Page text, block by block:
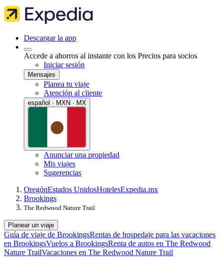
Descargar la app
Accede a ahorros al instante con los Precios para socios
Iniciar sesión
Mensajes
Planea tu viaje
Atención al cliente
español · MXN · MX
Anunciar una propiedad
Mis viajes
Sugerencias
OregónEstados UnidosHotelesExpedia.mx
Brookings
The Redwood Nature Trail
Planear un viaje
Guía de viaje de BrookingsRentas de hospedaje para las vacaciones
en BrookingsVuelos a BrookingsRenta de autos en The Redwood
Nature TrailVacaciones en The Redwood Nature Trail